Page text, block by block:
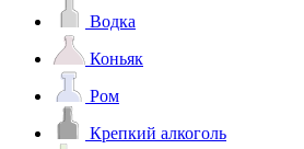
Водка
Коньяк
Ром
Крепкий алкоголь